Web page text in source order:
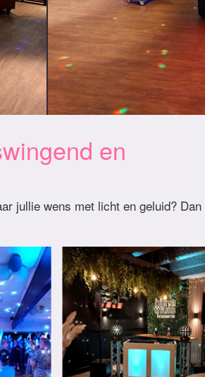
en
jullie wens met licht en geluid? Dan